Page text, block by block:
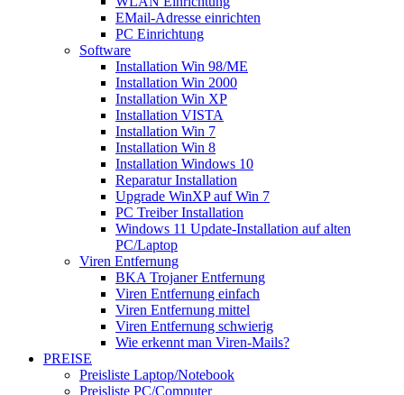
EMail-Adresse einrichten
PC Einrichtung
Software
Installation Win 98/ME
Installation Win 2000
Installation Win XP
Installation VISTA
Installation Win 7
Installation Win 8
Installation Windows 10
Reparatur Installation
Upgrade WinXP auf Win 7
PC Treiber Installation
Windows 11 Update-Installation auf alten
PC/Laptop
Viren Entfernung
BKA Trojaner Entfernung
Viren Entfernung einfach
Viren Entfernung mittel
Viren Entfernung schwierig
Wie erkennt man Viren-Mails?
PREISE
Preisliste Laptop/Notebook
Preisliste PC/Computer